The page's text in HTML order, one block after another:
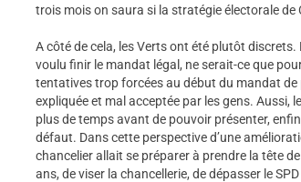
trois mois on saura si la stratégie électorale de
A côté de cela, les Verts ont été plutôt
voulu finir le mandat légal, ne serait-ce que
tentatives trop forcées au début du mandat
expliquée et mal acceptée par les gens. Aussi,
plus de temps avant de pouvoir présenter,
défaut. Dans cette perspective d’une
chancelier allait se préparer à prendre la tête
ans, de viser la chancellerie, de dépasser le